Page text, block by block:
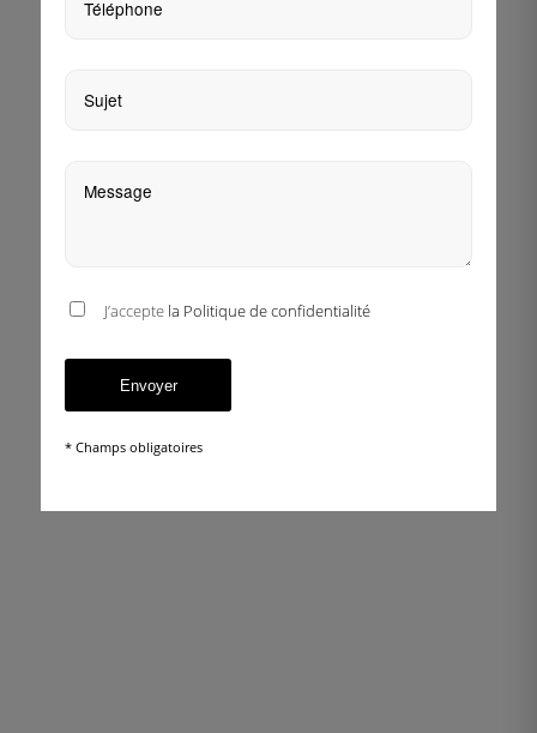
J’accepte la Politique de confidentialité
* Champs obligatoires